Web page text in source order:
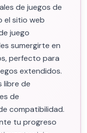
de juegos de
el sitio web
juego
sumergirte en
perfecto para
extendidos.
libre de
de
compatibilidad.
tu progreso